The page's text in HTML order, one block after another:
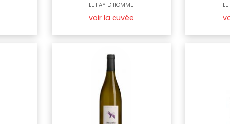
LE FAY D HOMME
voir la cuvée